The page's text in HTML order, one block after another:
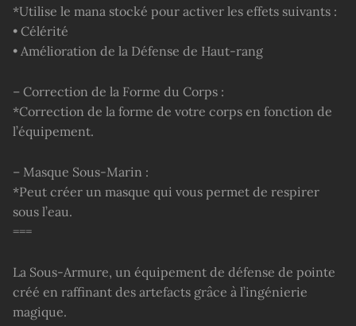
*Utilise le mana stocké pour activer les effets suivants :
• Célérité
• Amélioration de la Défense de Haut-rang
– Correction de la Forme du Corps :
*Correction de la forme de votre corps en fonction de
l’équipement.
– Masque Sous-Marin :
*Peut créer un masque qui vous permet de respirer
sous l’eau.
===
La Sous-Armure, un équipement de défense de pointe
créé en raffinant des artefacts grâce à l’ingénierie
magique.